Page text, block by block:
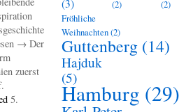
→ Der
zuerst
5.
(3) (2)
(2)
Fröhliche
Weihnachten(2)
Guttenberg (14)
Hajduk
(5)
Hamburg (29)